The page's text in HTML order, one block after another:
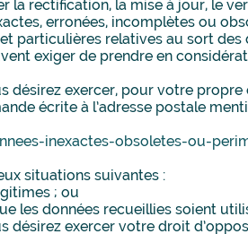
rectification, la mise à jour, le
erronées, incomplètes ou
particulières relatives au sort
exiger de prendre en
désirez exercer, pour votre
écrite à l’adresse postale
inexactes-obsoletes-ou-
situations suivantes :
; ou
les données recueillies soient
exercer votre droit